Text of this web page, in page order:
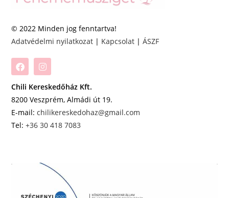
© 2022 Minden jog fenntartva!
Adatvédelmi nyilatkozat | Kapcsolat |ÁSZF
Chili Kereskedőház Kft.
8200 Veszprém, Almádi út 19.
E-mail:chilikereskedohaz@gmail.com
Tel:+36 30 418 7083